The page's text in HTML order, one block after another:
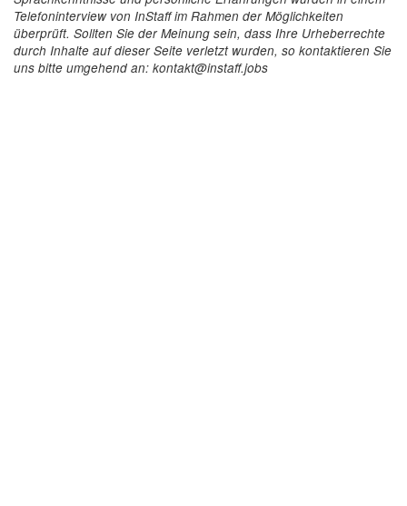
Telefoninterview von InStaff im Rahmen der Möglichkeiten
überprüft. Sollten Sie der Meinung sein, dass Ihre Urheberrechte
durch Inhalte auf dieser Seite verletzt wurden, so kontaktieren Sie
uns bitte umgehend an: kontakt@instaff.jobs